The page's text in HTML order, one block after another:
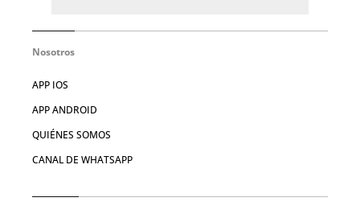
Nosotros
APP IOS
APP ANDROID
QUIÉNES SOMOS
CANAL DE WHATSAPP